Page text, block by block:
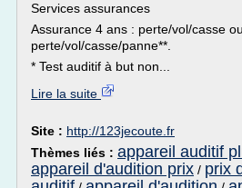
Services assurances
Assurance 4 ans : perte/vol/casse ou
perte/vol/casse/panne**.
* Test auditif à but non...
Lire la suite
Site : http://123jecoute.fr
Thèmes liés : appareil auditif
appareil d'audition prix / prix